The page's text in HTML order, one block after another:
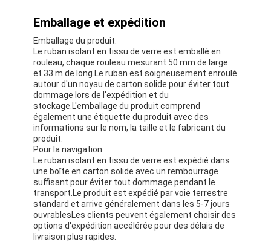
Emballage et expédition
Emballage du produit:
Le ruban isolant en tissu de verre est emballé en
rouleau, chaque rouleau mesurant 50 mm de large
et 33 m de long.Le ruban est soigneusement enroulé
autour d'un noyau de carton solide pour éviter tout
dommage lors de l'expédition et du
stockage.L'emballage du produit comprend
également une étiquette du produit avec des
informations sur le nom, la taille et le fabricant du
produit.
Pour la navigation:
Le ruban isolant en tissu de verre est expédié dans
une boîte en carton solide avec un rembourrage
suffisant pour éviter tout dommage pendant le
transport.Le produit est expédié par voie terrestre
standard et arrive généralement dans les 5-7 jours
ouvrablesLes clients peuvent également choisir des
options d'expédition accélérée pour des délais de
livraison plus rapides.